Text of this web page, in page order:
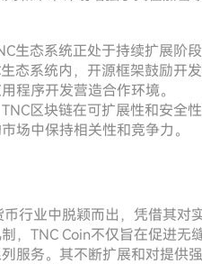
生态系统正处于持续扩展阶
生态系统内，开源框架鼓励开
程序开发营造合作环境。
TNC区块链在可扩展性和安全
场中保持相关性和竞争力。
币行业中脱颖而出，凭借其
，TNC Coin不仅旨在促进
服务。其不断扩展和对提供